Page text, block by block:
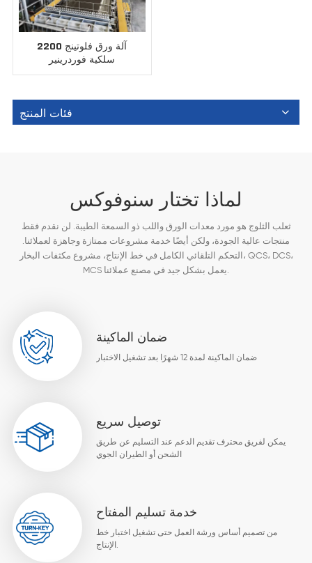
2200 آلة ورق فلوتينج
سلكية فوردرينير
فئات المنتج
لماذا تختار سنوفوكس
ثعلب الثلوج هو مورد معدات الورق واللب ذو السمعة الطيبة. لن نقدم فقط
منتجات عالية الجودة، ولكن أيضًا خدمة مشروعات ممتازة وجاهزة لعملائنا.
التحكم التلقائي الكامل في خط الإنتاج، مشروع مكثفات البخار، QCS، DCS،
MCS يعمل بشكل جيد في مصنع عملائنا.
ضمان الماكينة
ضمان الماكينة لمدة 12 شهرًا بعد تشغيل الاختبار
توصيل سريع
يمكن لفريق محترف تقديم الدعم عند التسليم عن طريق
الشحن أو الطيران الجوي
خدمة تسليم المفتاح
من تصميم أساس ورشة العمل حتى تشغيل اختبار خط
الإنتاج.